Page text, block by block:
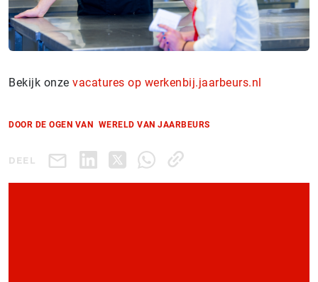
Bekijk onze vacatures op werkenbij.jaarbeurs.nl
DOOR DE OGEN VAN WERELD VAN JAARBEURS
DEEL